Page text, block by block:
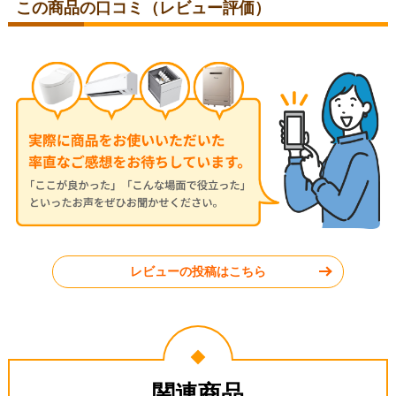
この商品の口コミ（レビュー評価）
レビューの投稿はこちら